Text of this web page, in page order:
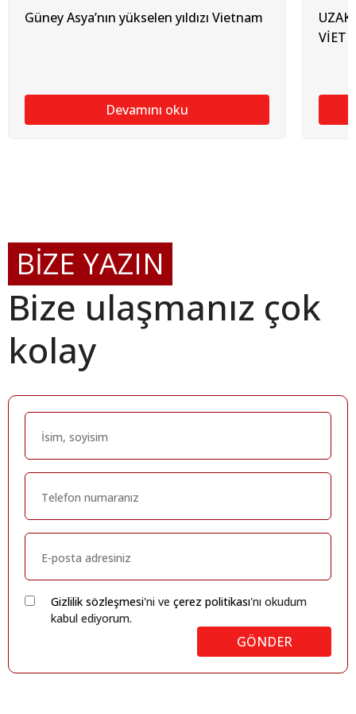
Güney Asya’nın yükselen yıldızı Vietnam
Devamını oku
UZAK
BİZE YAZIN
Bize ulaşmanız çok
kolay
Gizlilik sözleşmesi'ni ve çerez politikası'nı okudum
kabul ediyorum.
GÖNDER